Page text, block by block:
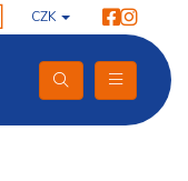
CZK